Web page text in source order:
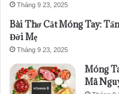
Tháng 9 23, 2025
Bài Thơ Cắt Móng Tay:
Đời Mẹ
Tháng 9 23, 2025
Móng
Mã